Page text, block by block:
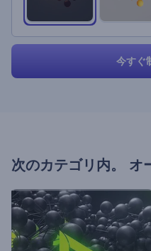
今すぐ
次のカテゴリ内。 オ